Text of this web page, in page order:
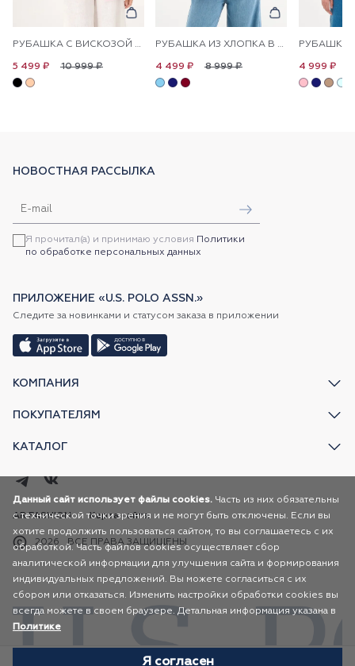
РУБАШКА С ВИСКОЗОЙ СВОБОДНАЯ
10 999 ₽
5 499 ₽
РУБАШКА ИЗ ХЛОПКА В ПОЛОСКУ ПРЯМАЯ
8 999 ₽
4 499 ₽ 4 999 ₽
КОМПАНИЯ
ПОКУПАТЕЛЯМ
КАТАЛОГ
НОВОСТНАЯ РАССЫЛКА
Я прочитал(а) и принимаю условия Политики
по обработке персональных данных
ПРИЛОЖЕНИЕ «U.S. POLO ASSN.»
Следите за новинками и статусом заказа в приложении
2026 ВСЕ ПРАВА ЗАЩИЩЕНЫ
AR FASHION Карта сайта
Данный сайт использует файлы cookies. Часть из них обязательны
с технической точки зрения и не могут быть отключены. Если вы
хотите продолжить пользоваться сайтом, то вы соглашаетесь с их
обработкой. Часть файлов cookies осуществляет сбор
аналитической информации для улучшения сайта и формирования
индивидуальных предложений. Вы можете согласиться с их
сбором или отказаться. Изменить настройки обработки cookies вы
всегда можете в своем браузере. Детальная информация указана в
Политике
Я согласен